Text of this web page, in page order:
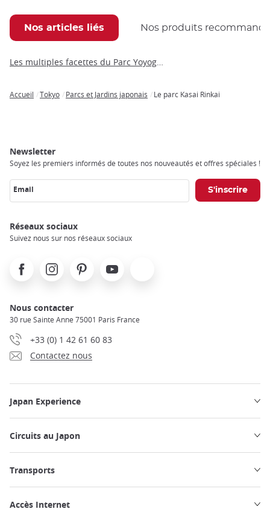
Nos articles liés Nos produits
Les multiples facettes du Parc Yoyogi Koen
Accueil Tokyo Parcs et Jardins japonais Le parc Kasai Rinkai
Newsletter
Soyez les premiers informés de toutes nos nouveautés et offres spéciales !
Email
Réseaux sociaux
Suivez nous sur nos réseaux sociaux
FacebookInstagramPinterest Youtube
Nous contacter
30 rue Sainte Anne 75001 Paris France
+33 (0) 1 42 61 60 83
Contactez nous
Japan Experience
Circuits au Japon
Transports
Accès Internet